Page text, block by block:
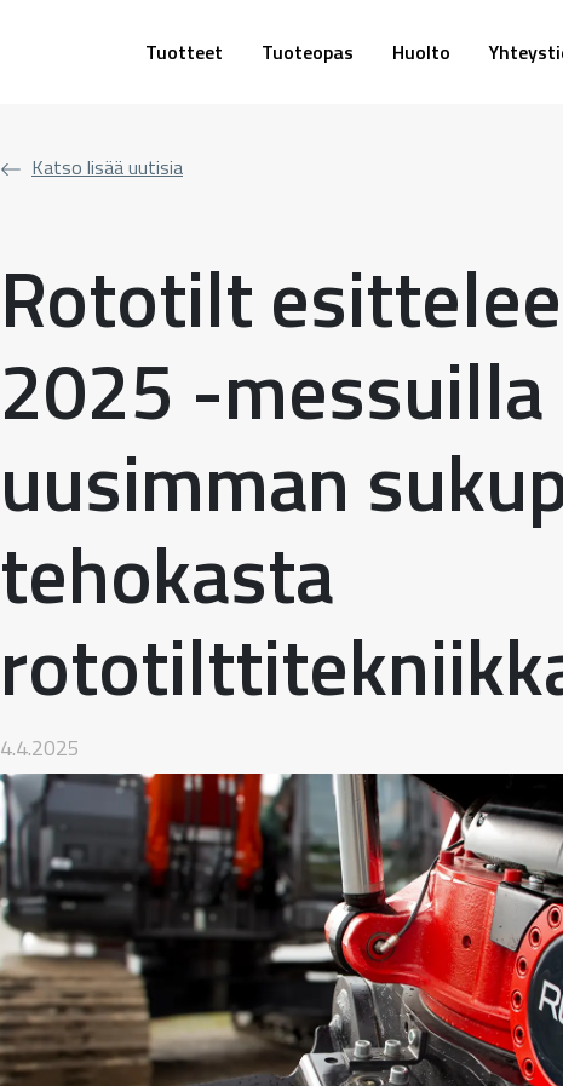
Tuotteet Tuoteopas Huolto
Katso lisää uutisia
Rototilt
2025 -messuilla
uusimman
tehokasta
4.4.2025